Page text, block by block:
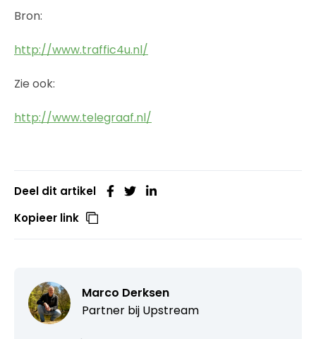
Bron:
http://www.traffic4u.nl/
Zie ook:
http://www.telegraaf.nl/
Deel dit artikel
Kopieer link
Marco Derksen
Partner bij Upstream